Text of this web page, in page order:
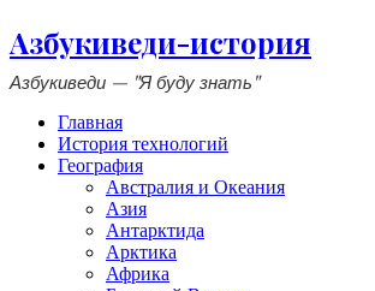
Азбукиведи-история
Азбукиведи — "Я буду знать"
Главная
История технологий
География
Австралия и Океания
Азия
Антарктида
Арктика
Африка